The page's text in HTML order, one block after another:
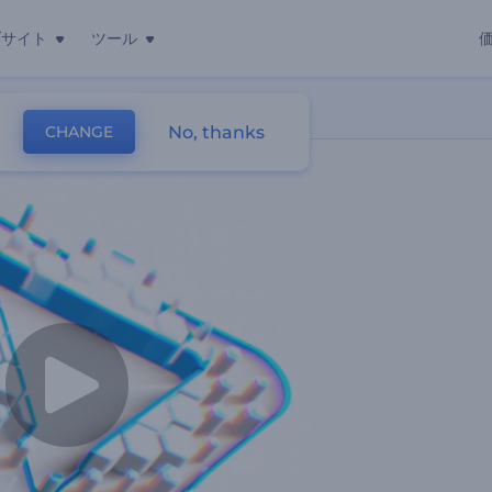
イト ツール
CHANGE No, thanks